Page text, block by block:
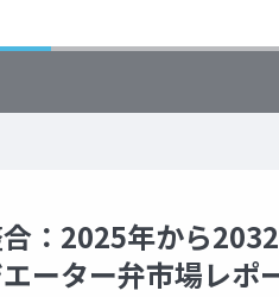
：2025年から
ーター弁市場レポ